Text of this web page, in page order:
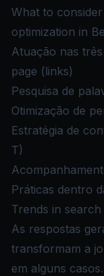
What to
optimization in
Atuação nas
page (links)
Pesquisa de
Otimização de
Estratégia de
T)
Práticas dentro
Trends in
As respostas
transformam a
em alguns